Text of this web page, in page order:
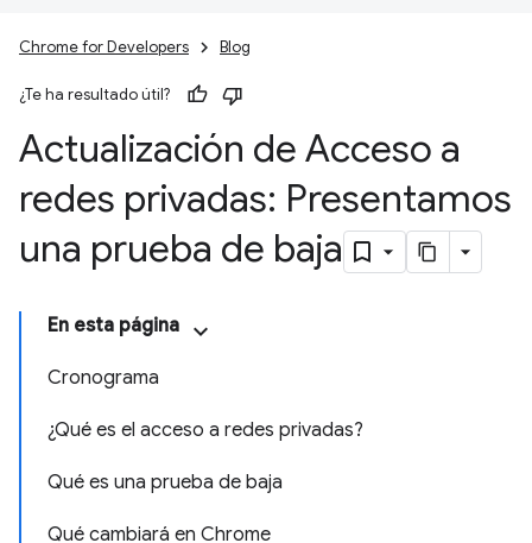
Chrome for Developers Blog
¿Te ha resultado útil?
Actualización de Acceso a
redes privadas: Presentamos
una prueba de baja
En esta página
Cronograma
¿Qué es el acceso a redes privadas?
Qué es una prueba de baja
Qué cambiará en Chrome